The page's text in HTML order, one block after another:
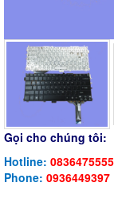
Gọi cho chúng tôi:
Hotline:
Phone: 0936449397